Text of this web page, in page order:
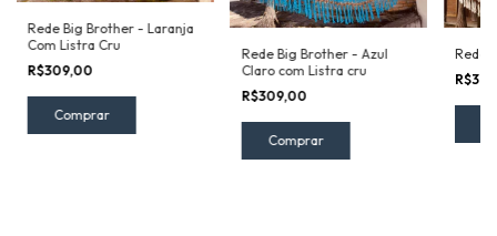
Rede Big Brother - Laranja
Com Listra Cru
R$309,00
Rede Big Brother - Azul
Claro com Listra cru
R$309,00
Rede